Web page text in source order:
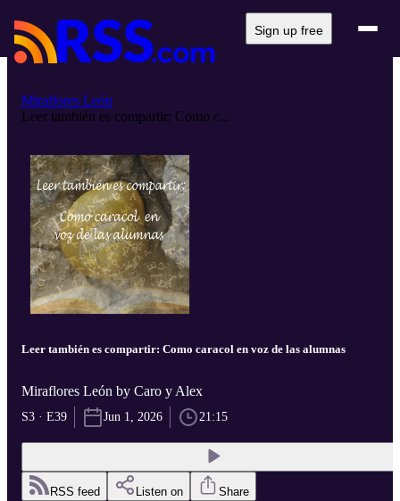
Sign up free
Miraflores León
Leer también es compartir: Como c...
Leer también es compartir: Como caracol en voz de las alumnas
Miraflores León by Caro y Alex
S3 · E39 Jun 1, 2026 21:15
RSS feed Listen on Share